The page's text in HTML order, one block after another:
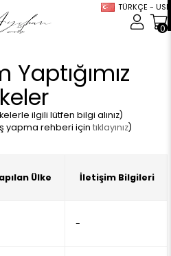
TÜRKÇE - USD
0
ilgili lütfen bilgi alınız)
yapma rehberi için tıklayınız)
Ülke İletişim Bilgileri
-